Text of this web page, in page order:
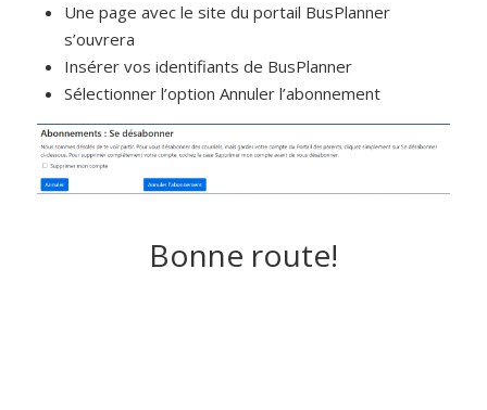
Une page avec le site du portail BusPlanner
s’ouvrera
Insérer vos identifiants de BusPlanner
Sélectionner l’option Annuler l’abonnement
Bonne route!